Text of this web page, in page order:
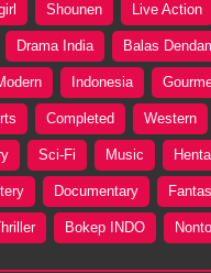
Shounen Live Action
Drama India Balas
Indonesia
Completed Western
Sci-Fi Music
Documentary
Bokep INDO